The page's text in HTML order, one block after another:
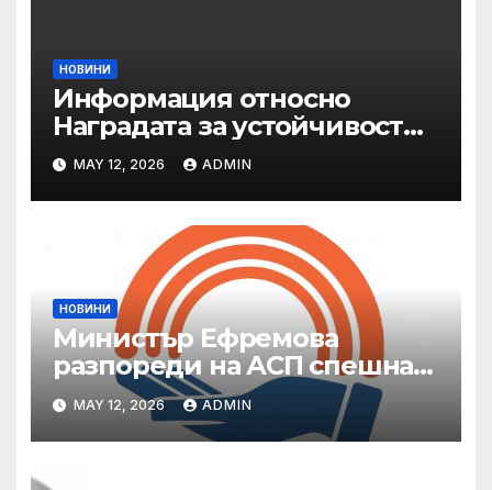
НОВИНИ
Информация относно
Наградата за устойчивост
на ОАЕ „Зайед“
MAY 12, 2026 ADMIN
НОВИНИ
Министър Ефремова
разпореди на АСП спешна
готовност за оказване на
подкрепа на пострадали от
валежи и градушки
MAY 12, 2026 ADMIN